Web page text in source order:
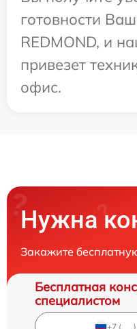
готовности
REDMOND, и
привезет
офис.
Нужна
Закажите
Бесплатная
специалистом